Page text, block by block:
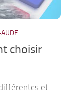
choisir
et